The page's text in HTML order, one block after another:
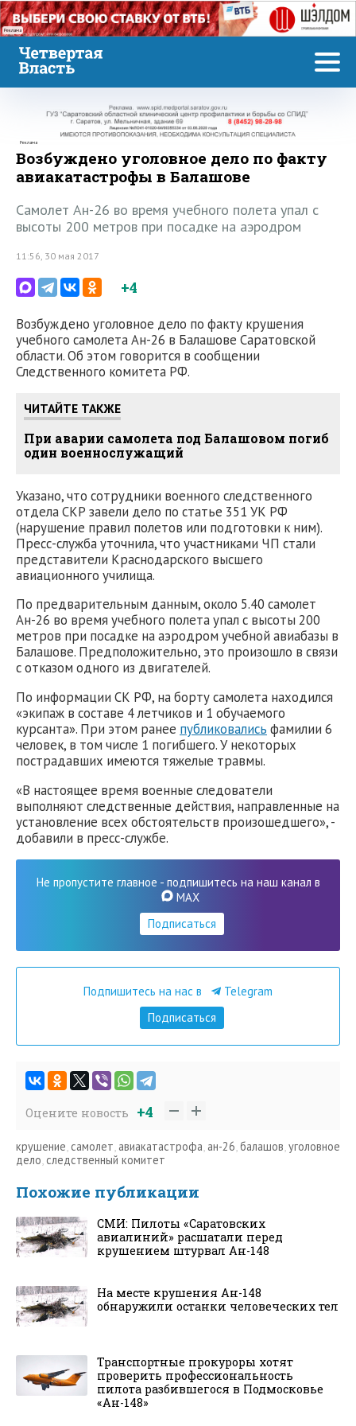
Реклама
Реклама
Возбуждено уголовное дело по факту
авиакатастрофы в Балашове
Самолет Ан-26 во время учебного полета упал с
высоты 200 метров при посадке на аэродром
11:56, 30 мая 2017
+4
Возбуждено уголовное дело по факту крушения
учебного самолета Ан-26 в Балашове Саратовской
области. Об этом говорится в сообщении
Следственного комитета РФ.
ЧИТАЙТЕ ТАКЖЕ
При аварии самолета под Балашовом погиб
один военнослужащий
Указано, что сотрудники военного следственного
отдела СКР завели дело по статье 351 УК РФ
(нарушение правил полетов или подготовки к ним).
Пресс-служба уточнила, что участниками ЧП стали
представители Краснодарского высшего
авиационного училища.
По предварительным данным, около 5.40 самолет
Ан-26 во время учебного полета упал с высоты 200
метров при посадке на аэродром учебной авиабазы в
Балашове. Предположительно, это произошло в связи
с отказом одного из двигателей.
По информации СК РФ, на борту самолета находился
«экипаж в составе 4 летчиков и 1 обучаемого
курсанта». При этом ранее публиковались фамилии 6
человек, в том числе 1 погибшего. У некоторых
пострадавших имеются тяжелые травмы.
«В настоящее время военные следователи
выполняют следственные действия, направленные на
установление всех обстоятельств произошедшего», -
добавили в пресс-службе.
Не пропустите главное - подпишитесь на наш канал в
MAX
Подписаться
Подпишитесь на нас в
Telegram
Подписаться
Оцените новость +4
крушение, самолет, авиакатастрофа, ан-26,балашов,уголовное
дело, следственный комитет
Похожие публикации
СМИ: Пилоты «Саратовских
авиалиний» расшатали перед
крушением штурвал Ан-148
На месте крушения Ан-148
обнаружили останки человеческих тел
Транспортные прокуроры хотят
проверить профессиональность
пилота разбившегося в Подмосковье
«Ан-148»